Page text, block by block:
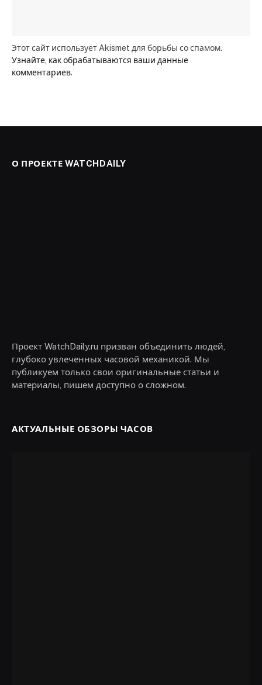
Этот сайт использует Akismet для борьбы со спамом.
Узнайте, как обрабатываются ваши данные
комментариев.
О ПРОЕКТЕ WATCHDAILY
Проект WatchDaily.ru призван объединить людей,
глубоко увлеченных часовой механикой. Мы
публикуем только свои оригинальные статьи и
материалы, пишем доступно о сложном.
АКТУАЛЬНЫЕ ОБЗОРЫ ЧАСОВ